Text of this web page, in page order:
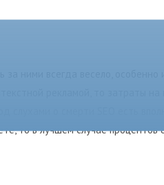
ними всегда весело, особенно
рекламой, то затраты на
о смерти SEO есть
то в лучшем случае